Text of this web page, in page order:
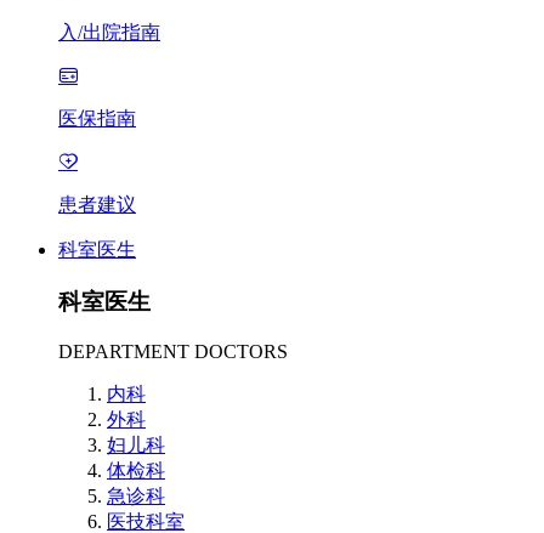
入/出院指南
医保指南
患者建议
科室医生
科室医生
DEPARTMENT DOCTORS
内科
外科
妇儿科
体检科
急诊科
医技科室